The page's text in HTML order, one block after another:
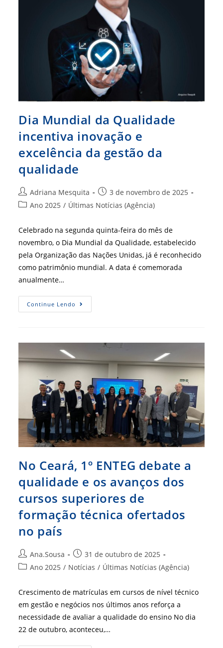
Avança
Chega
Em
Novembro
Dia Mundial da Qualidade
incentiva inovação e
excelência da gestão da
qualidade
Autor
do
Adriana Mesquita
Post
publicado:
3 de novembro de 2025
Categoria
post:
Ano 2025 / Últimas Notícias (Agência)
Celebrado na segunda quinta-feira do mês de
novembro, o Dia Mundial da Qualidade, estabelecido
pela Organização das Nações Unidas, já é reconhecido
como patrimônio mundial. A data é comemorada
anualmente…
Continue Lendo Dia
Mundial
Da
Gestão
Qualidade
No Ceará, 1º ENTEG debate a
qualidade e os avanços dos
cursos superiores de
formação técnica ofertados
no país
Autor
do
Ana.Sousa
Post
publicado:
31 de outubro de 2025
Categoria
post:
Ano 2025 / Notícias / Últimas Notícias (Agência)
Crescimento de matrículas em cursos de nível técnico
em gestão e negócios nos últimos anos reforça a
necessidade de avaliar a qualidade do ensino No dia
22 de outubro, aconteceu,…